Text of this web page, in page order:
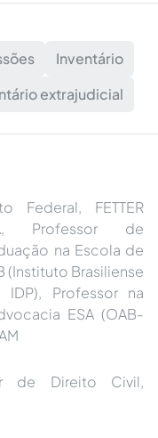
Inventário
extrajudicial
Federal, FETTER
Professor de
na Escola de
(Instituto Brasiliense
Professor na
ESA (OAB-
de Direito Civil,